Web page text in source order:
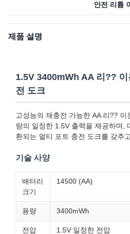
안전 리튬
제품 설명
1.5V 3400mWh AA 리??
전 도크
고성능의 재충전 가능한 AA 리??
량의 일정한 1.5V 출력을 제공하며,
환되는 멀티 포트 충전 도크를 갖추
기술 사양
배터리
크기
14500 (AA)
용량 3400mWh
전압 1.5V 일정한 전압